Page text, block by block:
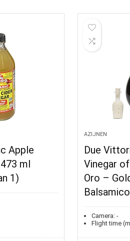
Apple
ml
1)
AZIJNEN
Due
Vinegar
Oro –
Camera:-
Flight time